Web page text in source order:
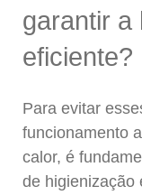
garantir a
eficiente?
Para evitar
funcionamento
calor, é
de higienização